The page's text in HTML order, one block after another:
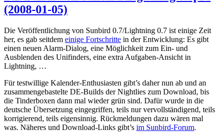
(2008-01-05)
Die Veröffentlichung von Sunbird 0.7/Lightning 0.7 ist einige Zeit
her, es gab seitdem einige Fortschritte in der Entwicklung: Es gibt
einen neuen Alarm-Dialog, eine Möglichkeit zum Ein- und
Ausblenden des Unifinders, eine extra Aufgaben-Ansicht in
Lightning, …
Für testwillige Kalender-Enthusiasten gibt’s daher nun ab und an
zusammengebastelte DE-Builds der Nightlies zum Download, bis
die Tinderboxen dann mal wieder grün sind. Dafür wurde in die
deutsche Übersetzung eingegriffen, teils nur vervollständigend, teils
korrigierend, teils eigensinnig. Rückmeldungen dazu wären mal
was. Näheres und Download-Links gibt’s im Sunbird-Forum.